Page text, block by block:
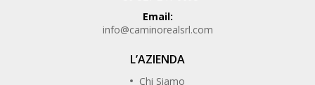
Email:
info@caminorealsrl.com
L’AZIENDA
Chi Siamo